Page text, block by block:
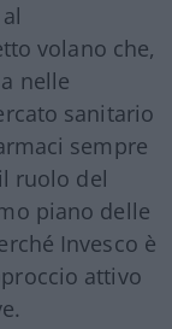
volano che,
nelle
sanitario
sempre
ruolo del
piano delle
Invesco è
attivo